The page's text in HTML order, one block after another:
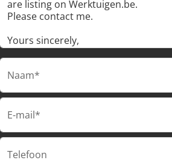
Naam*
E-mail*
Telefoon